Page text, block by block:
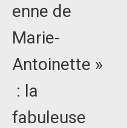
enne de
Marie-
Antoinette »
: la
fabuleuse